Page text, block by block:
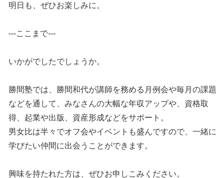
明日も、ぜひお楽しみに。
---ここまで---
いかがでしたでしょうか。
勝間塾では、勝間和代が講師を務める月例会や毎月の課題
などを通して、みなさんの大幅な年収アップや、資格取
得、起業や出版、資産形成などをサポート。
男女比は半々でオフ会やイベントも盛んですので、一緒に
学びたい仲間に出会うことができます。
興味を持たれた方は、ぜひお申しこみください。